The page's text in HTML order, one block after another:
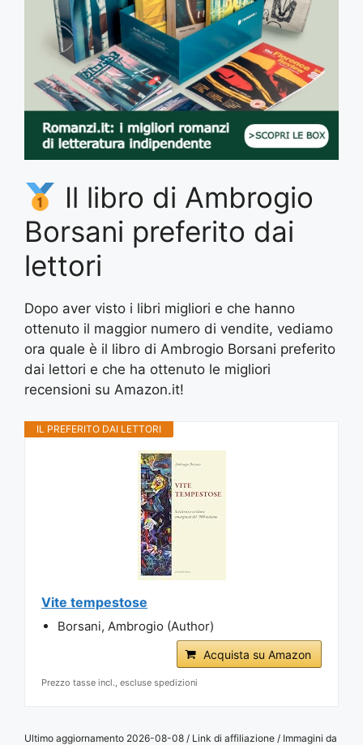
Il libro di Ambrogio
Borsani preferito dai
lettori
Dopo aver visto i libri migliori e che hanno
ottenuto il maggior numero di vendite, vediamo
ora quale è il libro di Ambrogio Borsani preferito
dai lettori e che ha ottenuto le migliori
recensioni su Amazon.it!
IL PREFERITO DAI LETTORI
Vite tempestose
Borsani, Ambrogio (Author)
Acquista su Amazon
Prezzo tasse incl., escluse spedizioni
Ultimo aggiornamento 2026-08-08 / Link di affiliazione / Immagini da